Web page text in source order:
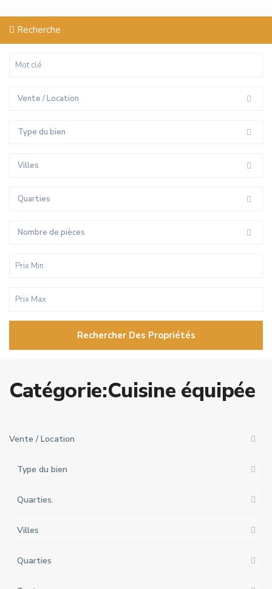
Recherche
Vente / Location
Type du bien
Villes
Quarties
Nombre de pièces
Rechercher Des Propriétés
Catégorie:Cuisine équipée
Vente / Location
Type du bien
Quarties.
Villes
Quarties